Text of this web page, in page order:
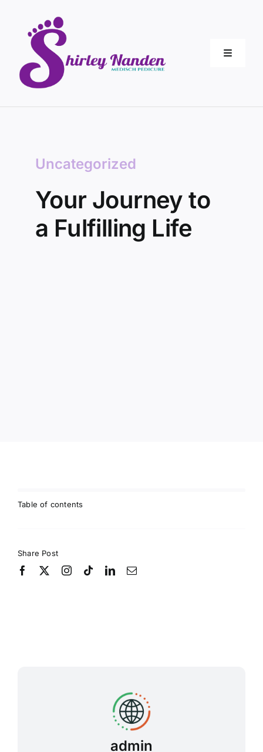
inhoud
Toggle
Uncategorized
Your Journey to
a Fulfilling Life
Table of contents
Share Post
admin